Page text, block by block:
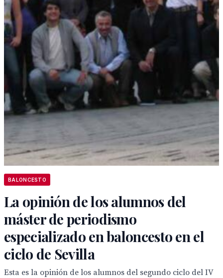
BALONCESTO
La opinión de los alumnos del
máster de periodismo
especializado en baloncesto en el
ciclo de Sevilla
Esta es la opinión de los alumnos del segundo ciclo del IV